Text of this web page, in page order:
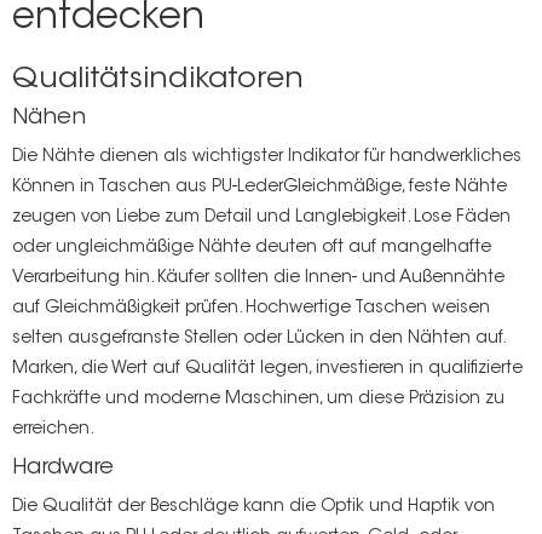
entdecken
Qualitätsindikatoren
Nähen
Die Nähte dienen als wichtigster Indikator für handwerkliches
Können in Taschen aus PU-LederGleichmäßige, feste Nähte
zeugen von Liebe zum Detail und Langlebigkeit. Lose Fäden
oder ungleichmäßige Nähte deuten oft auf mangelhafte
Verarbeitung hin. Käufer sollten die Innen- und Außennähte
auf Gleichmäßigkeit prüfen. Hochwertige Taschen weisen
selten ausgefranste Stellen oder Lücken in den Nähten auf.
Marken, die Wert auf Qualität legen, investieren in qualifizierte
Fachkräfte und moderne Maschinen, um diese Präzision zu
erreichen.
Hardware
Die Qualität der Beschläge kann die Optik und Haptik von